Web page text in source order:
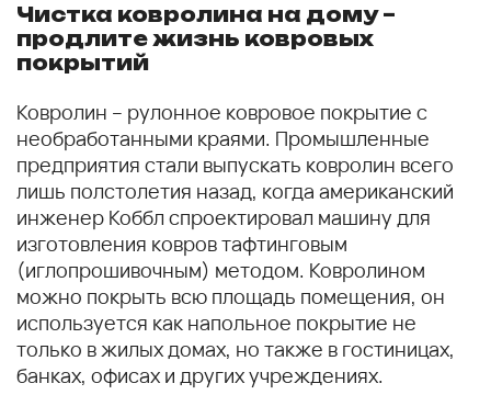
Чистка ковролина на дому –
продлите жизнь ковровых
покрытий
Ковролин – рулонное ковровое покрытие с
необработанными краями. Промышленные
предприятия стали выпускать ковролин всего
лишь полстолетия назад, когда американский
инженер Коббл спроектировал машину для
изготовления ковров тафтинговым
(иглопрошивочным) методом. Ковролином
можно покрыть всю площадь помещения, он
используется как напольное покрытие не
только в жилых домах, но также в гостиницах,
банках, офисах и других учреждениях.